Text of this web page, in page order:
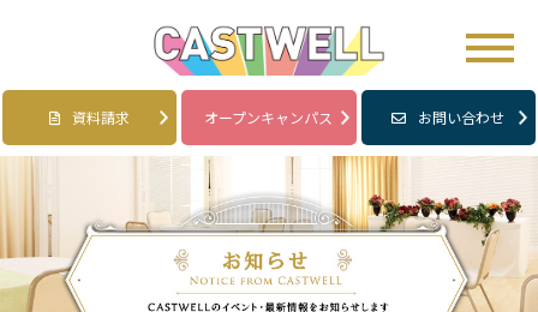
資料請求 オープンキャンパス お問い合わせ